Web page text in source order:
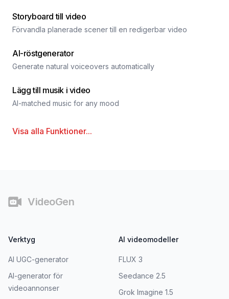
Storyboard till video
Förvandla planerade scener till en redigerbar video
AI-röstgenerator
Generate natural voiceovers automatically
Lägg till musik i video
AI-matched music for any mood
Visa alla Funktioner...
VideoGen
Verktyg
AI UGC-generator
AI-generator för
videoannonser
AI videomodeller
FLUX 3
Seedance 2.5
Grok Imagine 1.5